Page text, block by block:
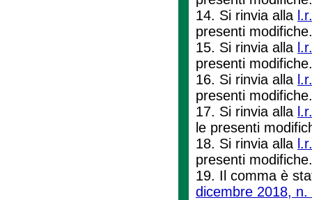
14. Si rinvia alla
presenti
15. Si rinvia alla
presenti
16. Si rinvia alla
presenti
17. Si rinvia alla
le presenti
18. Si rinvia alla
presenti
19. Il comma è
dicembre 2018, n.